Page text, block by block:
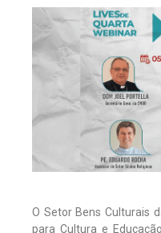
O Setor Bens Culturais
para Cultura e